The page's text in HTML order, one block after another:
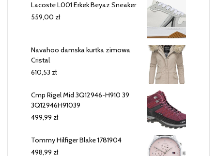
Lacoste L001 Erkek Beyaz Sneaker
559,00 zł
Navahoo damska kurtka zimowa
Cristal
610,53 zł
Cmp Rigel Mid 3Q12946-H910 39
3Q12946H91039
499,99 zł
Tommy Hilfiger Blake 1781904
498,99 zł